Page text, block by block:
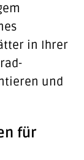
in Ihrer
und
für